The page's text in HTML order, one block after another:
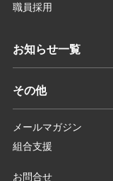
職員採用
お知らせ一覧
その他
メールマガジン
組合支援
お問合せ